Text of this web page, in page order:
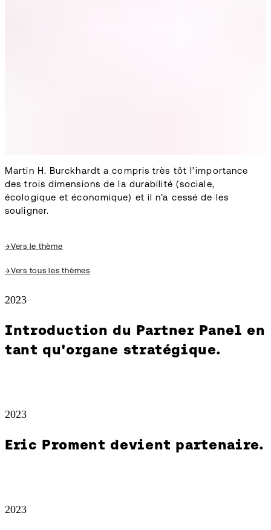
Martin H. Burckhardt a compris très tôt l’importance
des trois dimensions de la durabilité (sociale,
écologique et économique) et il n’a cessé de les
souligner.
→Vers le thème
→Vers tous les thèmes
2023
Introduction du Partner Panel en
tant qu'organe stratégique.
2023
Eric Proment devient partenaire.
2023